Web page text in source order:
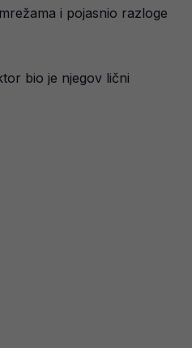
i pojasnio razloge
bio je njegov lični